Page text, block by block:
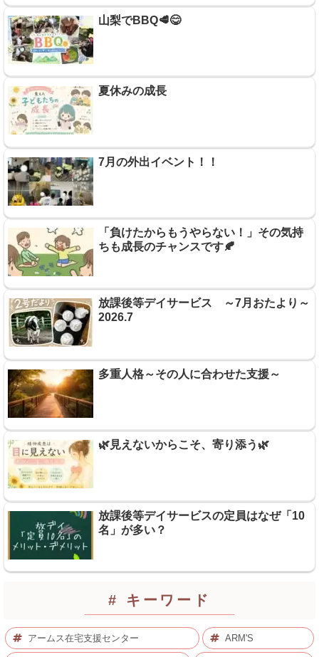
山梨でBBQ🥩😋
夏休みの成長
7月の外出イベント！！
「負けたからもうやらない！」その気持
ちも成長のチャンスです🍂
放課後等デイサービス ～7月おたより～
2026.7
多重人格～その人に合わせた支援～
🌿見えないからこそ、寄り添う🌿
放課後等デイサービスの定員はなぜ「10
名」が多い？
# キーワード
アームス在宅支援センター ARM'S